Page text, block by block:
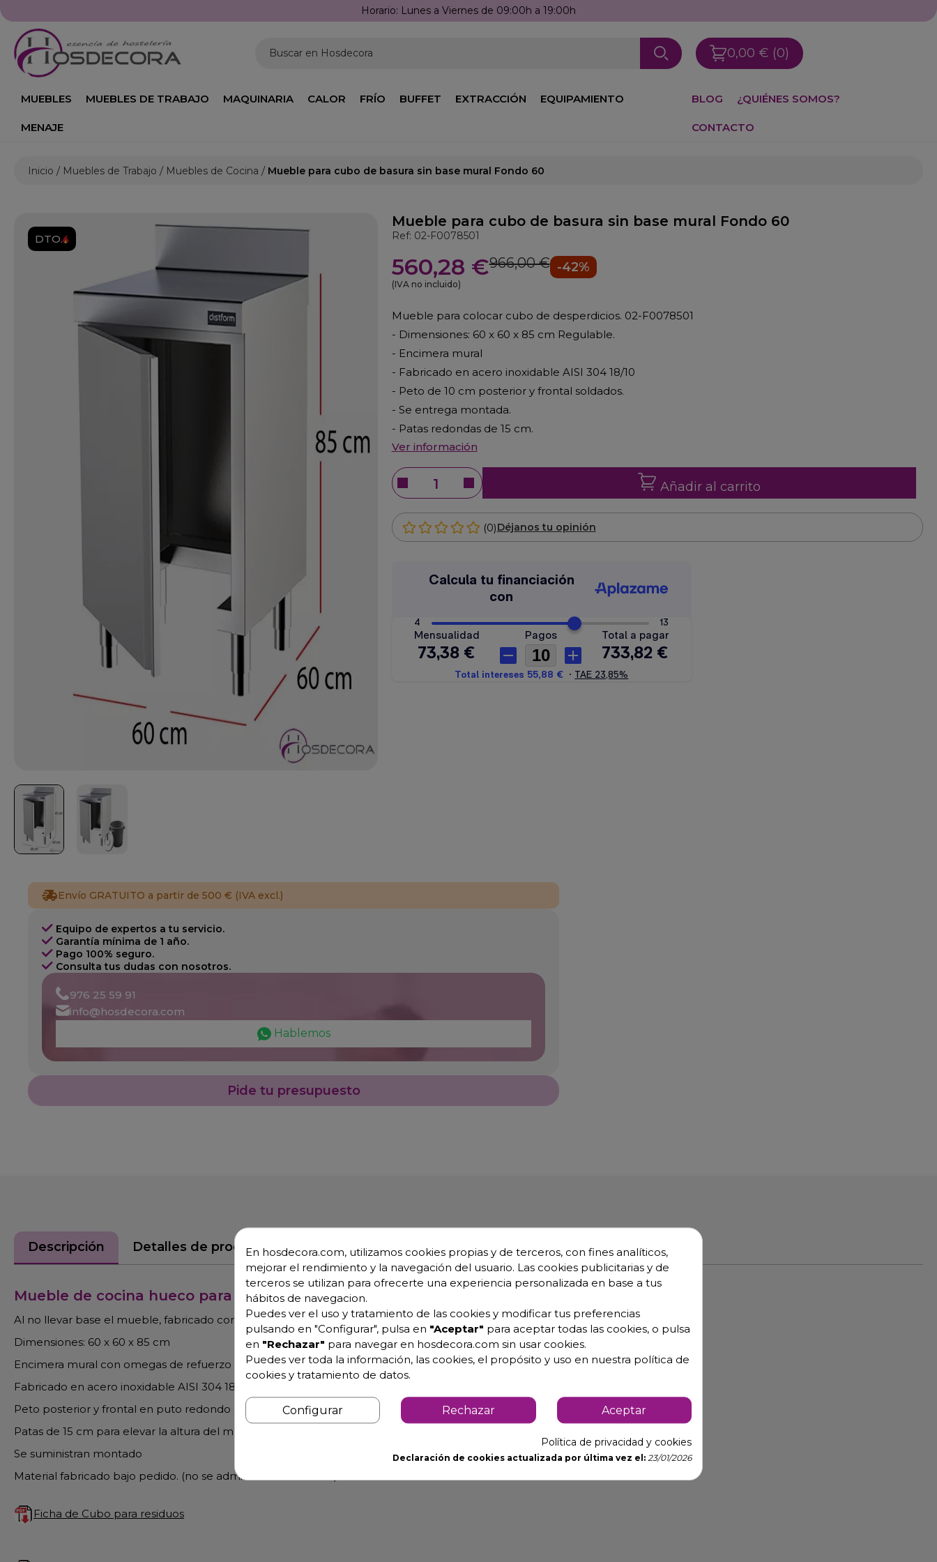
Horario: Lunes a Viernes de 09:00h a 19:00h
Buscar en Hosdecora 0,00 € (0)
MUEBLES MUEBLES DE TRABAJO MAQUINARIA CALOR FRÍO BUFFET EXTRACCIÓN EQUIPAMIENTO
MENAJE
BLOG ¿QUIÉNES SOMOS?
CONTACTO
Inicio Muebles de Trabajo Muebles de Cocina Mueble para cubo de basura sin base mural Fondo 60
DTO.
Mueble para cubo de basura sin base mural Fondo 60
Ref: 02-F0078501
560,28 €966,00 € -42%
(IVA no incluido)
Mueble para colocar cubo de desperdicios. 02-F0078501
- Dimensiones: 60 x 60 x 85 cm Regulable.
- Encimera mural
- Fabricado en acero inoxidable AISI 304 18/10
- Peto de 10 cm posterior y frontal soldados.
- Se entrega montada.
- Patas redondas de 15 cm.
Ver información
Añadir al carrito
(0)Déjanos tu opinión
Envío GRATUITO a partir de 500 € (IVA excl.)
Equipo de expertos a tu servicio.
Garantía mínima de 1 año.
Pago 100% seguro.
Consulta tus dudas con nosotros.
976 25 59 91
info@hosdecora.com
Hablemos
Pide tu presupuesto
Descripción Detalles de producto
Mueble de cocina hueco para cubo de desperdicios
Al no llevar base el mueble, fabricado completamente en acero inoxidable.
Dimensiones: 60 x 60 x 85 cm
Encimera mural con omegas de refuerzo
Fabricado en acero inoxidable AISI 304 18/10
Peto posterior y frontal en puto redondo sanitario, totalmente soldado
Patas de 15 cm para elevar la altura del mueble desde 85 a los 92 cm
Se suministran montado
Material fabricado bajo pedido. (no se admiten devoluciones).
Ficha de Cubo para residuos
En hosdecora.com, utilizamos cookies propias y de terceros, con fines analíticos,
mejorar el rendimiento y la navegación del usuario. Las cookies publicitarias y de
terceros se utilizan para ofrecerte una experiencia personalizada en base a tus
hábitos de navegacion.
Puedes ver el uso y tratamiento de las cookies y modificar tus preferencias
pulsando en "Configurar", pulsa en "Aceptar" para aceptar todas las cookies, o pulsa
en "Rechazar" para navegar en hosdecora.com sin usar cookies.
Puedes ver toda la información, las cookies, el propósito y uso en nuestra política de
cookies y tratamiento de datos.
Configurar Rechazar Aceptar
Política de privacidad y cookies
Declaración de cookies actualizada por última vez el: 23/01/2026